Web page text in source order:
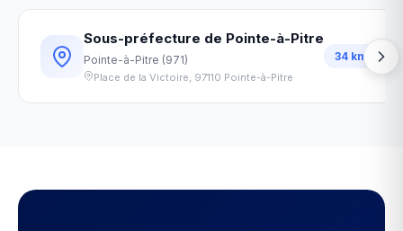
Sous-préfecture de Pointe-à-Pitre
Pointe-à-Pitre (971)
Place de la Victoire, 97110 Pointe-à-Pitre
34 km